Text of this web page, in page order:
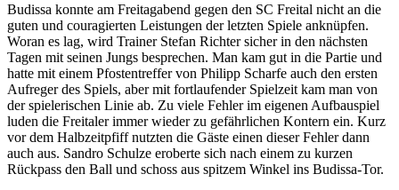
Budissa konnte am Freitagabend gegen den SC Freital nicht an die
guten und couragierten Leistungen der letzten Spiele anknüpfen.
Woran es lag, wird Trainer Stefan Richter sicher in den nächsten
Tagen mit seinen Jungs besprechen. Man kam gut in die Partie und
hatte mit einem Pfostentreffer von Philipp Scharfe auch den ersten
Aufreger des Spiels, aber mit fortlaufender Spielzeit kam man von
der spielerischen Linie ab. Zu viele Fehler im eigenen Aufbauspiel
luden die Freitaler immer wieder zu gefährlichen Kontern ein. Kurz
vor dem Halbzeitpfiff nutzten die Gäste einen dieser Fehler dann
auch aus. Sandro Schulze eroberte sich nach einem zu kurzen
Rückpass den Ball und schoss aus spitzem Winkel ins Budissa-Tor.